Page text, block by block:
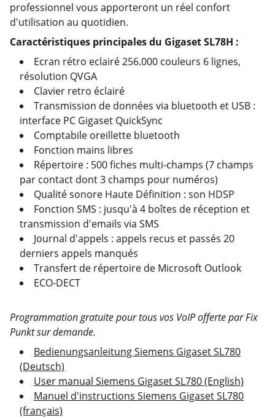
professionnel vous apporteront un réel confort
d'utilisation au quotidien.
Caractéristiques principales du Gigaset SL78H :
Ecran rétro eclairé 256.000 couleurs 6 lignes,
résolution QVGA
Clavier retro éclairé
Transmission de données via bluetooth et USB :
interface PC Gigaset QuickSync
Comptabile oreillette bluetooth
Fonction mains libres
Répertoire : 500 fiches multi-champs (7 champs
par contact dont 3 champs pour numéros)
Qualité sonore Haute Définition : son HDSP
Fonction SMS : jusqu'à 4 boîtes de réception et
transmission d'emails via SMS
Journal d'appels : appels recus et passés 20
derniers appels manqués
Transfert de répertoire de Microsoft Outlook
ECO-DECT
Programmation gratuite pour tous vos VoIP offerte par Fix
Punkt sur demande.
Bedienungsanleitung Siemens Gigaset SL780
(Deutsch)
User manual Siemens Gigaset SL780 (English)
Manuel d'instructions Siemens Gigaset SL780
(français)